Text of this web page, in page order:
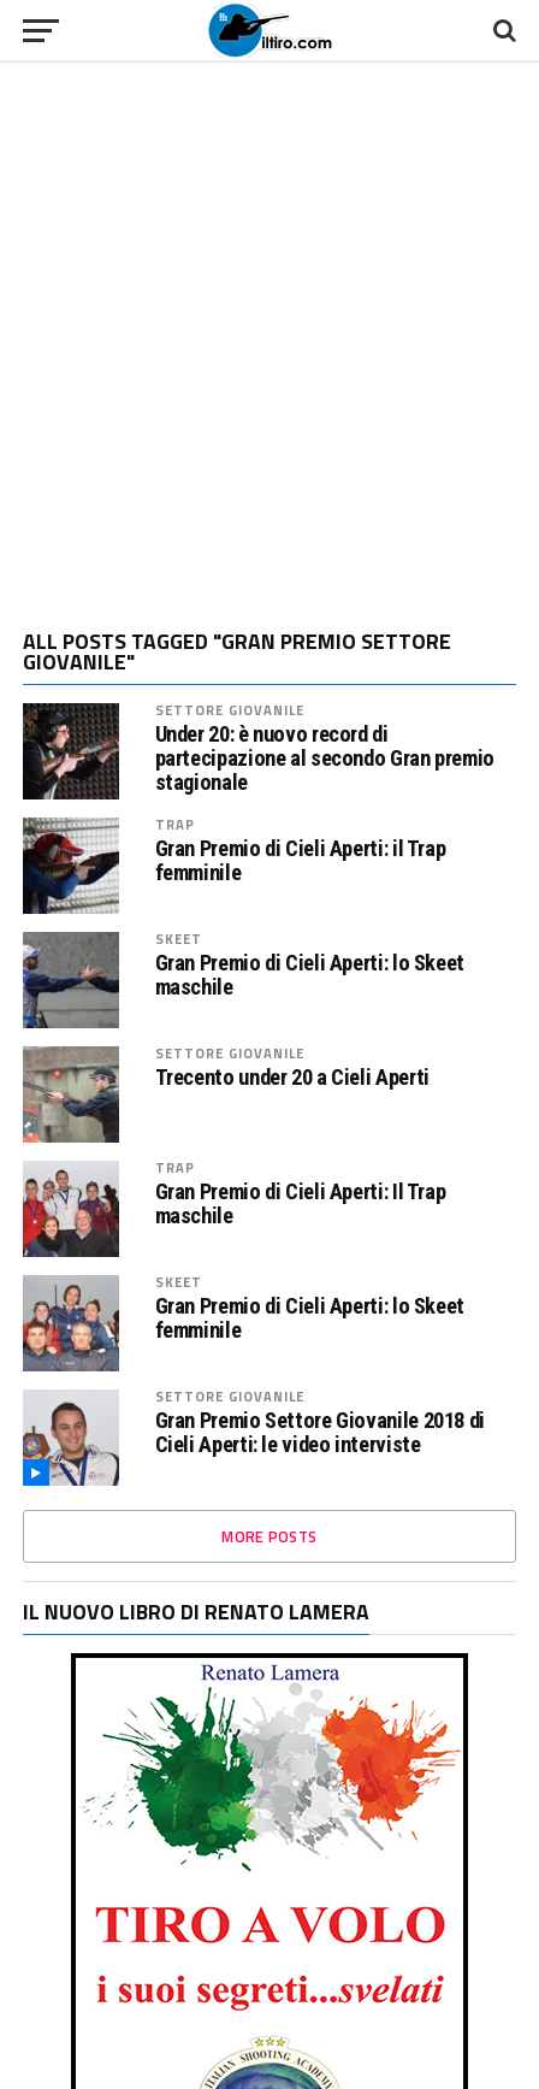
ALL POSTS TAGGED "GRAN PREMIO SETTORE
GIOVANILE"
SETTORE GIOVANILE
Under 20: è nuovo record di
partecipazione al secondo Gran premio
stagionale
TRAP
Gran Premio di Cieli Aperti: il Trap
femminile
SKEET
Gran Premio di Cieli Aperti: lo Skeet
maschile
SETTORE GIOVANILE
Trecento under 20 a Cieli Aperti
TRAP
Gran Premio di Cieli Aperti: Il Trap
maschile
SKEET
Gran Premio di Cieli Aperti: lo Skeet
femminile
SETTORE GIOVANILE
Gran Premio Settore Giovanile 2018 di
Cieli Aperti: le video interviste
MORE POSTS
IL NUOVO LIBRO DI RENATO LAMERA